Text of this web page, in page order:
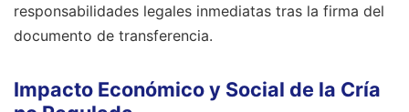
responsabilidades legales inmediatas tras la firma del
documento de transferencia.
Impacto Económico y Social de la Cría